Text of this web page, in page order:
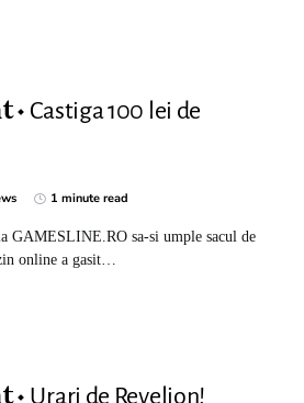
Castiga 100 lei de
1 minute read
GAMESLINE.RO sa-si umple sacul de
online a gasit…
Urari de Revelion!